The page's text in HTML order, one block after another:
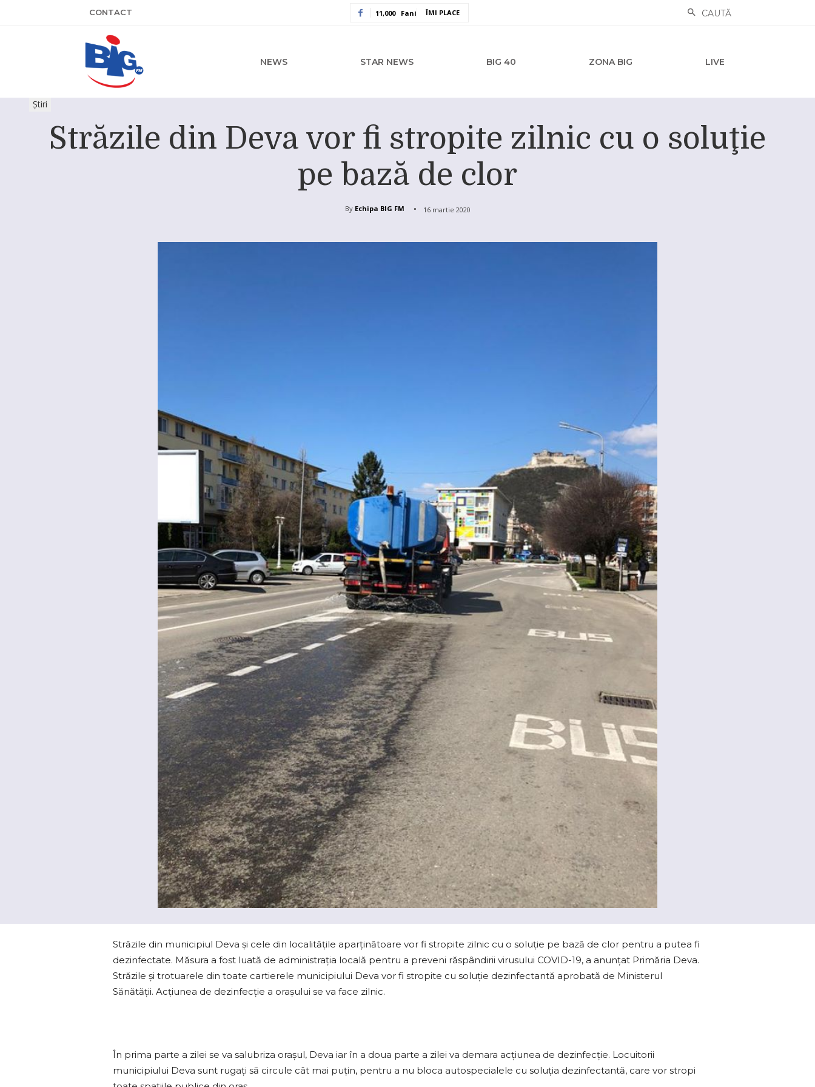
CONTACT 11,000 Fani ÎMI PLACE CAUTĂ
NEWS STAR NEWS BIG 40 ZONA BIG LIVE
Știri
Străzile din Deva vor fi stropite zilnic cu o soluţie
pe bază de clor
By Echipa BIG FM 16 martie 2020
Străzile din municipiul Deva şi cele din localităţile aparţinătoare vor fi stropite zilnic cu o soluţie pe bază de clor pentru a putea fi
dezinfectate. Măsura a fost luată de administraţia locală pentru a preveni răspândirii virusului COVID-19, a anunţat Primăria Deva.
Străzile şi trotuarele din toate cartierele municipiului Deva vor fi stropite cu soluţie dezinfectantă aprobată de Ministerul
Sănătăţii. Acţiunea de dezinfecţie a oraşului se va face zilnic.
În prima parte a zilei se va salubriza oraşul, Deva iar în a doua parte a zilei va demara acţiunea de dezinfecţie. Locuitorii
municipiului Deva sunt rugaţi să circule cât mai puţin, pentru a nu bloca autospecialele cu soluţia dezinfectantă, care vor stropi